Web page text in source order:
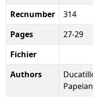
Recnumber
314
Pages
27-29
Fichier
Authors